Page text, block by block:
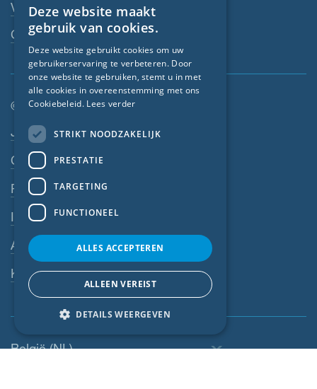
Vakhandelaar
Contactpersoon
© SIGA 2026
Footer-navigatie
Jobs
Contact
Privacyverklaring
Impressum
Algemene voorwaarden
Klokkenluiderssysteem
België (NL)
FRENCH
CZECH
NORWEGIAN
Deze website maakt
gebruik van cookies.
Deze website gebruikt cookies om uw
gebruikerservaring te verbeteren. Door
onze website te gebruiken, stemt u in met
alle cookies in overeenstemming met ons
Cookiebeleid. Lees verder
STRIKT NOODZAKELIJK
PRESTATIE
TARGETING
FUNCTIONEEL
ALLES ACCEPTEREN
ALLEEN VEREIST
DETAILS WEERGEVEN